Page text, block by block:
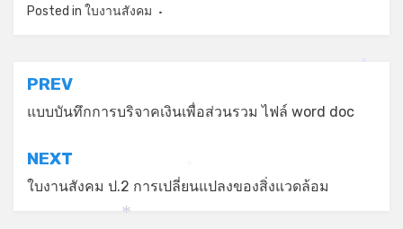
Posted in ใบงานสังคม
แนะแนว
เรื่อง
PREV
แบบบันทึกการบริจาคเงินเพื่อส่วนรวม ไฟล์ word doc
NEXT
ใบงานสังคม ป.2 การเปลี่ยนแปลงของสิ่งแวดล้อม